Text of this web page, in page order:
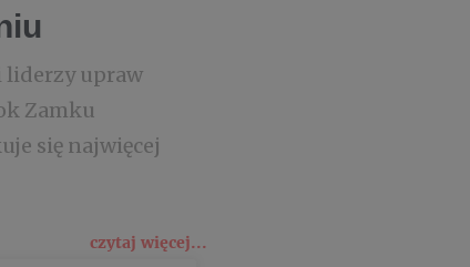
liderzy upraw
Zamku
się najwięcej
czytaj więcej...